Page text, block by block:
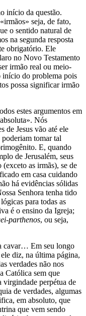
início da questão.
seja, de fato,
o sentido natural de
na segunda resposta
obrigatório. Ele
no Novo Testamento
irmão real ou meio-
início do problema pois
possa significar irmão
estes argumentos em
Nós
de Jesus vão até ele
tomar tal
E, quando
de Jerusalém, seus
as irmãs), se de
em casa cuidando
há evidências sólidas
Senhora tenha tido
para todas as
é o ensino da Igreja;
parthenos, ou seja,
cavar… Em seu longo
diz, na última página,
verdades não nos
Católica sem que
virgindade perpétua de
de verdades, algumas
em absoluto, que
que vem sendo